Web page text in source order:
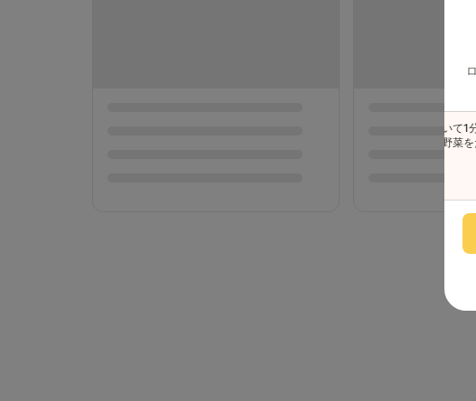
京都河原町駅から歩いて1分！
本で人気の麺料理で野菜をたっ